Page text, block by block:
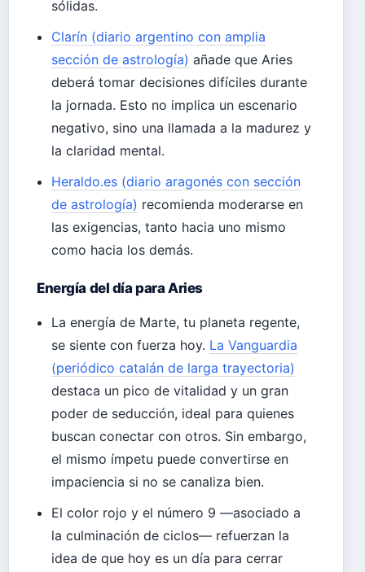
sólidas.
Clarín (diario argentino con amplia
sección de astrología) añade que Aries
deberá tomar decisiones difíciles durante
la jornada. Esto no implica un escenario
negativo, sino una llamada a la madurez y
la claridad mental.
Heraldo.es (diario aragonés con sección
de astrología) recomienda moderarse en
las exigencias, tanto hacia uno mismo
como hacia los demás.
Energía del día para Aries
La energía de Marte, tu planeta regente,
se siente con fuerza hoy. La Vanguardia
(periódico catalán de larga trayectoria)
destaca un pico de vitalidad y un gran
poder de seducción, ideal para quienes
buscan conectar con otros. Sin embargo,
el mismo ímpetu puede convertirse en
impaciencia si no se canaliza bien.
El color rojo y el número 9 —asociado a
la culminación de ciclos— refuerzan la
idea de que hoy es un día para cerrar